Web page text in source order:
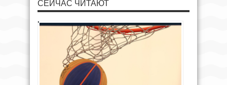
СЕЙЧАС ЧИТАЮТ